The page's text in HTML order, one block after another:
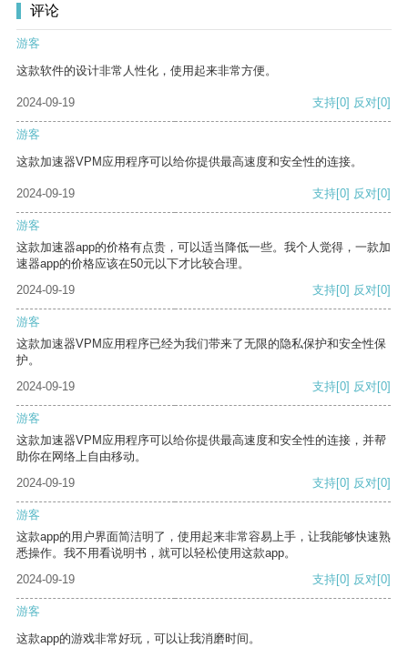
评论
游客
这款软件的设计非常人性化，使用起来非常方便。
2024-09-19 支持[0] 反对[0]
游客
这款加速器VPM应用程序可以给你提供最高速度和安全性的连接。
2024-09-19 支持[0] 反对[0]
游客
这款加速器app的价格有点贵，可以适当降低一些。我个人觉得，一款加
速器app的价格应该在50元以下才比较合理。
2024-09-19
支持[0] 反对[0]
游客
这款加速器VPM应用程序已经为我们带来了无限的隐私保护和安全性保
护。
2024-09-19
支持[0] 反对[0]
游客
这款加速器VPM应用程序可以给你提供最高速度和安全性的连接，并帮
助你在网络上自由移动。
2024-09-19
支持[0] 反对[0]
游客
这款app的用户界面简洁明了，使用起来非常容易上手，让我能够快速熟
悉操作。我不用看说明书，就可以轻松使用这款app。
2024-09-19
支持[0] 反对[0]
游客
这款app的游戏非常好玩，可以让我消磨时间。